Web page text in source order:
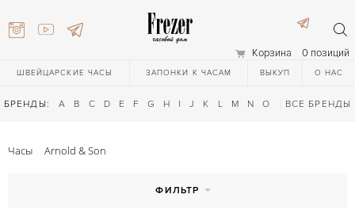
Корзина 0 позиций
ШВЕЙЦАРСКИЕ ЧАСЫ ЗАПОНКИ К ЧАСАМ ВЫКУП О НАС
БРЕНДЫ: A B C D E F G H I J K L M N O Q R S T
ВСЕ БРЕНДЫ
Часы Arnold & Son
ФИЛЬТР